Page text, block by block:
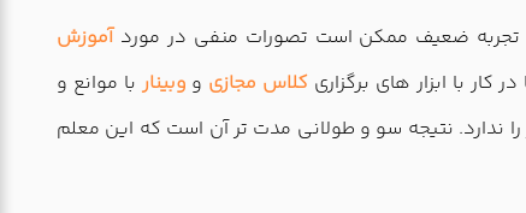
تجربه ضعیف ممکن است تصورات منفی در موردآموزش
با ابزار های برگزاری کلاس مجازی و وبینار با موانع و
ندارد. نتیجه سو و طولانی مدت تر آن است که این معلم